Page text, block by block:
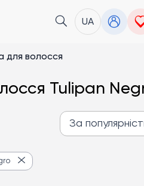
UA
для волосся
Tulipan
За
За популярністю
Від дешевих до